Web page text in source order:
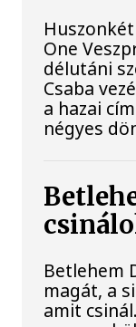
One
délutáni
Csaba
a hazai
négyes
Betlehem
magát, a
amit